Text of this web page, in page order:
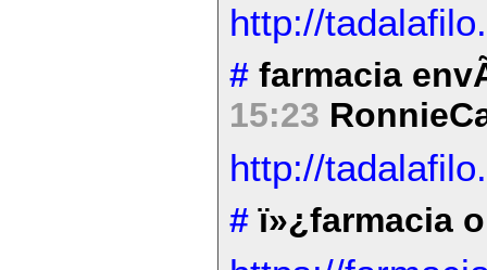
http://
# farmacia
15:23
http://
# ï»¿farmacia